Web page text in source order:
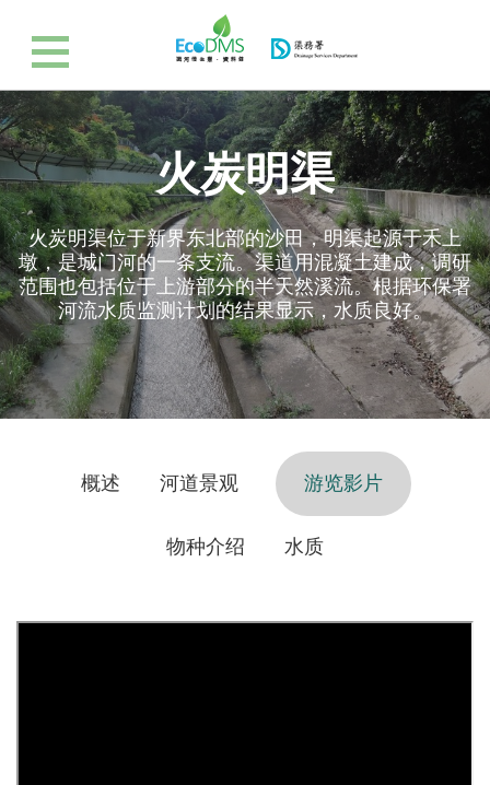
火炭明渠
火炭明渠位于新界东北部的沙田，明渠起源于禾上
墩，是城门河的一条支流。渠道用混凝土建成，调研
范围也包括位于上游部分的半天然溪流。根据环保署
河流水质监测计划的结果显示，水质良好。
概述 河道景观 游览影片
物种介绍 水质